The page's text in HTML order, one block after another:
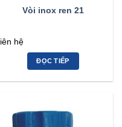
Vòi inox ren 21
Liên hệ
ĐỌC TIẾP